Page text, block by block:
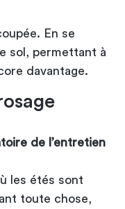
En se
sol, permettant à
davantage.
de l’entretien
les étés sont
toute chose,